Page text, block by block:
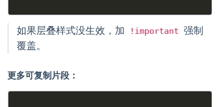
如果层叠样式没生效，加 !important 强制
覆盖。
更多可复制片段：